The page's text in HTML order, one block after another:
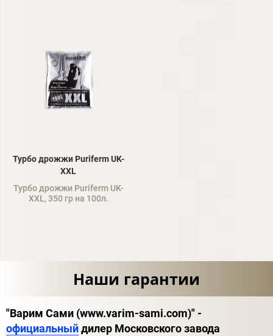
Турбо дрожжи Puriferm UK-
XXL
Турбо дрожжи Puriferm UK-
XXL, 350 гр на 100л.
Наши гарантии
"Варим Сами (www.varim-sami.com)" -
официальныйдилер Московского завода